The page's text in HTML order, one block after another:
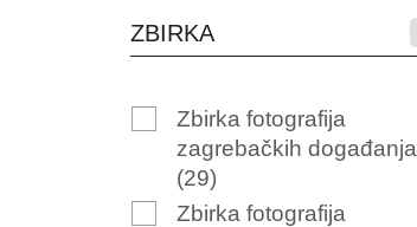
ZBIRKA
Zbirka fotografija
zagrebačkih događanja
(29)
Zbirka fotografija